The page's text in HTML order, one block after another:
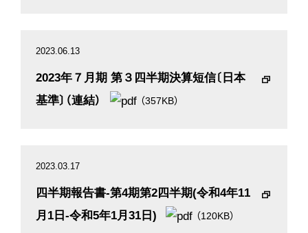
2023.06.13
2023年７月期 第３四半期決算短信〔日本
基準〕（連結）
（357KB）
2023.03.17
四半期報告書-第4期第2四半期(令和4年11
月1日-令和5年1月31日)
（120KB）